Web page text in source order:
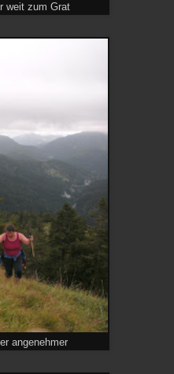
weit zum Grat
angenehmer